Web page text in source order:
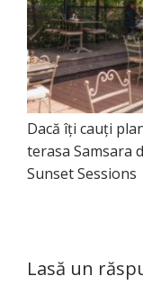
Dacă îți cauți
terasa Samsara
Sunset Sessions
Lasă un